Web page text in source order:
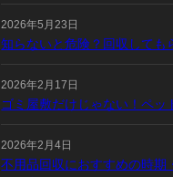
2026年5月23日
知らないと危険？回収しても
2026年2月17日
ゴミ屋敷だけじゃない！ペッ
2026年2月4日
不用品回収におすすめの時期